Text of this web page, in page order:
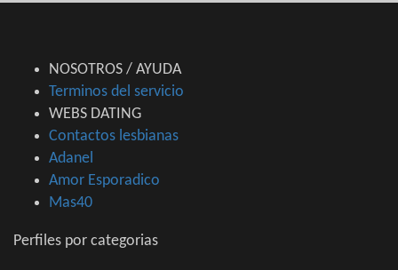
NOSOTROS / AYUDA
Terminos del servicio
WEBS DATING
Contactos lesbianas
Adanel
Amor Esporadico
Mas40
Perfiles por categorias